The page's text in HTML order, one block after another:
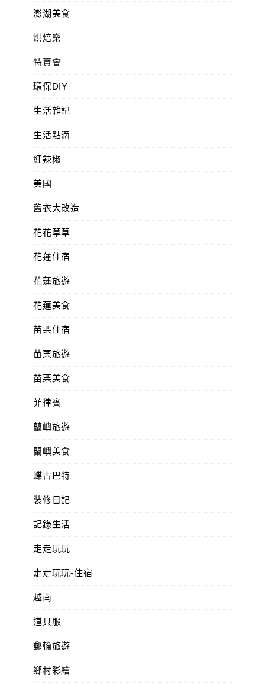
澎湖美食
烘焙樂
特賣會
環保DIY
生活雜記
生活點滴
紅辣椒
美國
舊衣大改造
花花草草
花蓮住宿
花蓮旅遊
花蓮美食
苗栗住宿
苗栗旅遊
苗栗美食
菲律賓
蘭嶼旅遊
蘭嶼美食
蝶古巴特
裝修日記
記錄生活
走走玩玩
走走玩玩-住宿
越南
道具服
郵輪旅遊
鄉村彩繪